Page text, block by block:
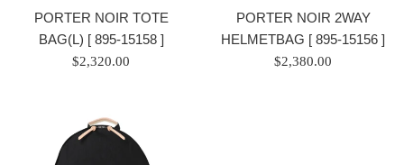
PORTER NOIR TOTE
BAG(L) [ 895-15158 ]
ราคา
$2,320.00
PORTER NOIR 2WAY
HELMETBAG [ 895-15156 ]
ราคา
$2,380.00